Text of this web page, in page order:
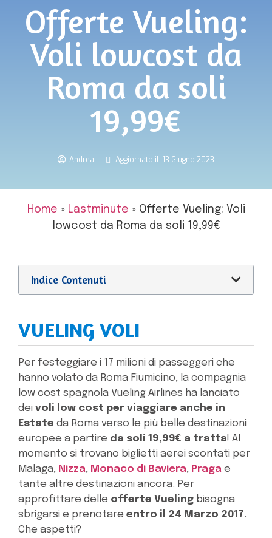
Offerte Vueling:
Voli lowcost da
Roma da soli
19,99€
Andrea Aggiornato il: 13 Giugno 2023
Home » Lastminute » Offerte Vueling: Voli
lowcost da Roma da soli 19,99€
Indice Contenuti
VUELING VOLI
Per festeggiare i 17 milioni di passeggeri che
hanno volato da Roma Fiumicino, la compagnia
low cost spagnola Vueling Airlines ha lanciato
dei voli low cost per viaggiare anche in
Estate da Roma verso le più belle destinazioni
europee a partire da soli 19,99€ a tratta! Al
momento si trovano biglietti aerei scontati per
Malaga, Nizza, Monaco di Baviera, Praga e
tante altre destinazioni ancora. Per
approfittare delle offerte Vueling bisogna
sbrigarsi e prenotare entro il 24 Marzo 2017.
Che aspetti?